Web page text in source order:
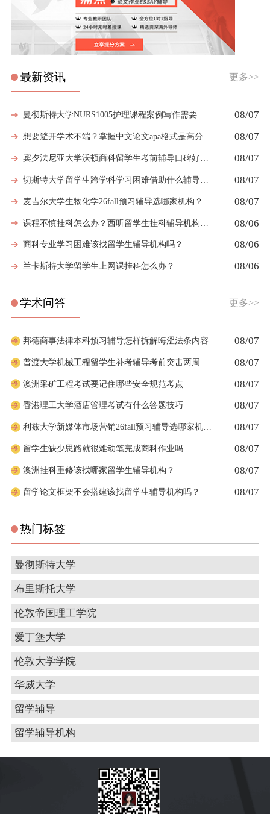
最新资讯 更多>>
曼彻斯特大学NURS1005护理课程案例写作需要留意哪些细节 08/07
想要避开学术不端？掌握中文论文apa格式是高分第一步 08/07
宾夕法尼亚大学沃顿商科留学生考前辅导口碑好的机构有哪些 08/07
08/07
麦吉尔大学生物化学26fall预习辅导选哪家机构？ 08/07
08/06
商科专业学习困难该找留学生辅导机构吗？ 08/06
兰卡斯特大学留学生上网课挂科怎么办？ 08/06
学术问答 更多>>
邦德商事法律本科预习辅导怎样拆解晦涩法条内容 08/07
08/07
澳洲采矿工程考试要记住哪些安全规范考点 08/07
香港理工大学酒店管理考试有什么答题技巧 08/07
利兹大学新媒体市场营销26fall预习辅导选哪家机构？ 08/07
留学生缺少思路就很难动笔完成商科作业吗 08/07
澳洲挂科重修该找哪家留学生辅导机构？ 08/07
留学论文框架不会搭建该找留学生辅导机构吗？ 08/07
热门标签
曼彻斯特大学
布里斯托大学
伦敦帝国理工学院
爱丁堡大学
伦敦大学学院
华威大学
留学辅导
留学辅导机构